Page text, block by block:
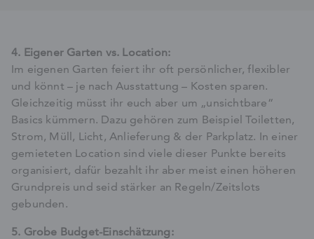
4. Eigener Garten vs. Location:
Im eigenen Garten feiert ihr oft persönlicher, flexibler
und könnt – je nach Ausstattung – Kosten sparen.
Gleichzeitig müsst ihr euch aber um „unsichtbare“
Basics kümmern. Dazu gehören zum Beispiel Toiletten,
Strom, Müll, Licht, Anlieferung & der Parkplatz. In einer
gemieteten Location sind viele dieser Punkte bereits
organisiert, dafür bezahlt ihr aber meist einen höheren
Grundpreis und seid stärker an Regeln/Zeitslots
gebunden.
5. Grobe Budget-Einschätzung: